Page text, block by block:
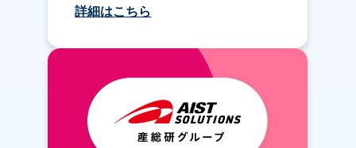
詳細はこちら